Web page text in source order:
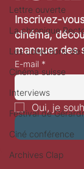
Lettre ouverte
La chronique
Les collections de
Cinéma suisse
Interviews
Festival de
Ciné conférence
Archives Clap
La suite de
Inscrivez-
cinéma,
manquer des
E-mail *
Oui, je